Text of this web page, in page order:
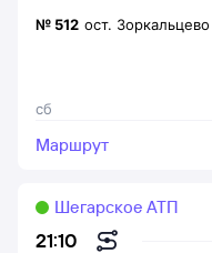
сб
№ 512 ост. Зоркальцево
Маршрут
21:10
Шегарское АТП